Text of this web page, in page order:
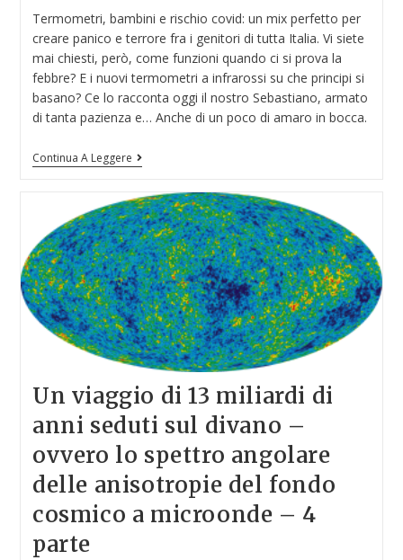
Termometri, bambini e rischio covid: un mix perfetto per
creare panico e terrore fra i genitori di tutta Italia. Vi siete
mai chiesti, però, come funzioni quando ci si prova la
febbre? E i nuovi termometri a infrarossi su che principi si
basano? Ce lo racconta oggi il nostro Sebastiano, armato
di tanta pazienza e… Anche di un poco di amaro in bocca.
Continua A Leggere
Un viaggio di 13 miliardi di
anni seduti sul divano –
ovvero lo spettro angolare
delle anisotropie del fondo
cosmico a microonde – 4
parte